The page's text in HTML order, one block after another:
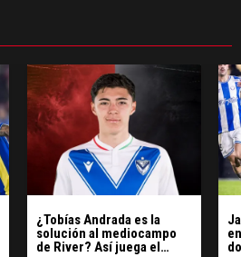
¿Tobías Andrada es la
solución al mediocampo
de River? Así juega el